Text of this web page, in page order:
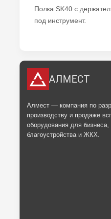
Полка SK40 с
под инструмент.
АЛМЕСТ
Алмест — компания по
производству и продаже
оборудования для
благоустройства и ЖКХ.